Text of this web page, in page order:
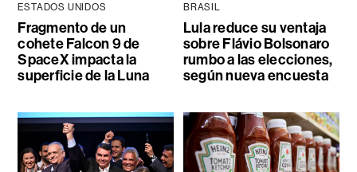
ESTADOS UNIDOS
Fragmento de un
cohete Falcon 9 de
SpaceX impacta la
superficie de la Luna
BRASIL
Lula reduce su ventaja
sobre Flávio Bolsonaro
rumbo a las elecciones,
según nueva encuesta